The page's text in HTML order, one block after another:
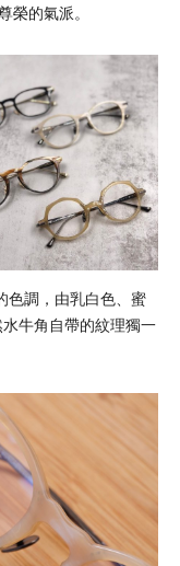
的氣派。
調，由乳白色、蜜
牛角自帶的紋理獨一